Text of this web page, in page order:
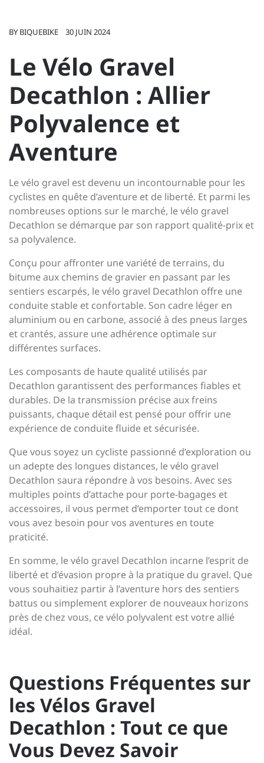
BY BIQUEBIKE 30 JUIN 2024
Le Vélo Gravel
Decathlon : Allier
Polyvalence et
Aventure
Le vélo gravel est devenu un incontournable pour les
cyclistes en quête d’aventure et de liberté. Et parmi les
nombreuses options sur le marché, le vélo gravel
Decathlon se démarque par son rapport qualité-prix et
sa polyvalence.
Conçu pour affronter une variété de terrains, du
bitume aux chemins de gravier en passant par les
sentiers escarpés, le vélo gravel Decathlon offre une
conduite stable et confortable. Son cadre léger en
aluminium ou en carbone, associé à des pneus larges
et crantés, assure une adhérence optimale sur
différentes surfaces.
Les composants de haute qualité utilisés par
Decathlon garantissent des performances fiables et
durables. De la transmission précise aux freins
puissants, chaque détail est pensé pour offrir une
expérience de conduite fluide et sécurisée.
Que vous soyez un cycliste passionné d’exploration ou
un adepte des longues distances, le vélo gravel
Decathlon saura répondre à vos besoins. Avec ses
multiples points d’attache pour porte-bagages et
accessoires, il vous permet d’emporter tout ce dont
vous avez besoin pour vos aventures en toute
praticité.
En somme, le vélo gravel Decathlon incarne l’esprit de
liberté et d’évasion propre à la pratique du gravel. Que
vous souhaitiez partir à l’aventure hors des sentiers
battus ou simplement explorer de nouveaux horizons
près de chez vous, ce vélo polyvalent est votre allié
idéal.
Questions Fréquentes sur
les Vélos Gravel
Decathlon : Tout ce que
Vous Devez Savoir